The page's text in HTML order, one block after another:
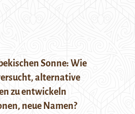
Sonne: Wie
alternative
zu entwickeln
neue Namen?